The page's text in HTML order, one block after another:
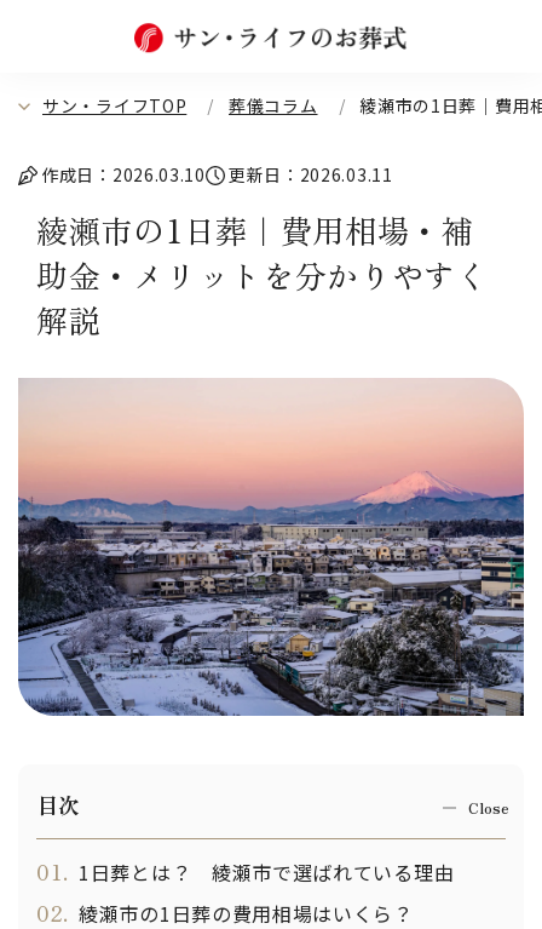
サン・ライフTOP 葬儀コラム 綾瀬市の1日葬｜費用
作成日：2026.03.10 更新日：2026.03.11
綾瀬市の1日葬｜費用相場・補
助金・メリットを分かりやすく
解説
目次
01. 1日葬とは？ 綾瀬市で選ばれている理由
02. 綾瀬市の1日葬の費用相場はいくら？